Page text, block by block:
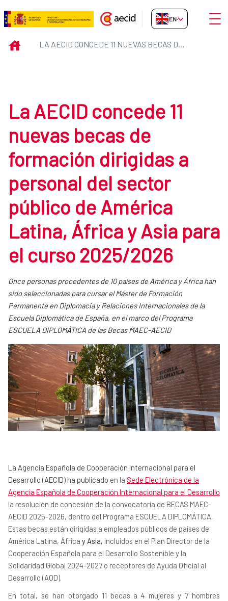
Skip to Main Content
La AECID concede 11 nuevas
EN-GB
INICIO LA AECID CONCEDE 11 NUEVAS BECAS DE FORMACIÓN DIRIGIDAS A PERSONAL DEL SECTOR PÚBLICO DE AMÉRICA LATINA, ÁFRICA Y ASIA PARA EL CURSO 2025/2026
La AECID concede 11
nuevas becas de
formación dirigidas a
personal del sector
público de América
Latina, África y Asia para
el curso 2025/2026
Once personas procedentes de 10 países de América y África han
sido seleccionadas para cursar el Máster de Formación
Permanente en Diplomacia y Relaciones Internacionales de la
Escuela Diplomática de España, en el marco del Programa
ESCUELA DIPLOMÁTICA de las Becas MAEC-AECID
La Agencia Española de Cooperación Internacional para el
Desarrollo (AECID) ha publicado en la Sede Electrónica de la
Agencia Española de Cooperación Internacional para el Desarrollo
la resolución de concesión de la convocatoria de BECAS MAEC-
AECID 2025-2026, dentro del Programa ESCUELA DIPLOMÁTICA.
Estas becas están dirigidas a empleados públicos de países de
América Latina, África y Asia, incluidos en el Plan Director de la
Cooperación Española para el Desarrollo Sostenible y la
Solidaridad Global 2024-2027 o receptores de Ayuda Oficial al
Desarrollo (AOD).
En total, se han otorgado 11 becas a 4 mujeres y 7 hombres